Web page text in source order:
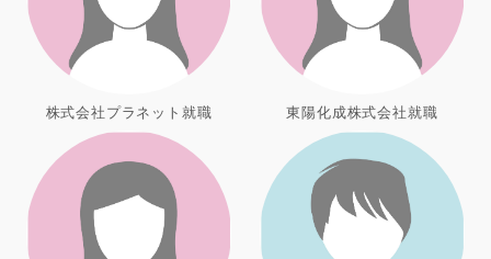
株式会社プラネット就職 東陽化成株式会社就職